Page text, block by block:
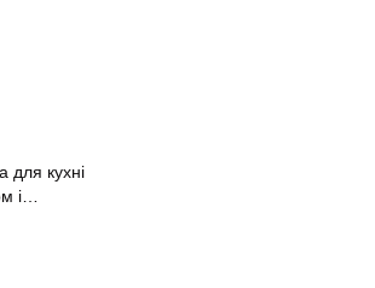
для кухні
і